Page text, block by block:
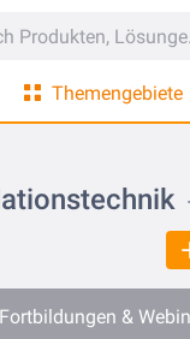
Themengebiete
Fortbildungen &